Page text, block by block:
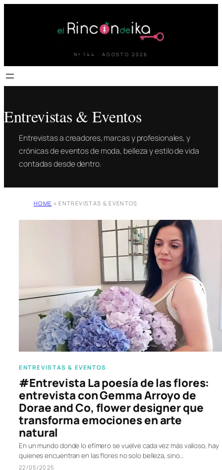
Nº 144 · AGOSTO 2026
Entrevistas & Eventos
Entrevistas a creadores, marcas y profesionales, y
crónicas de eventos de moda, belleza y estilo de vida
contadas desde dentro.
HOME » ENTREVISTAS & EVENTOS
ENTREVISTAS & EVENTOS
#Entrevista La poesía de las flores:
entrevista con Gemma Arroyo de
Dorae and Co, flower designer que
transforma emociones en arte
natural
En un mundo donde lo efímero se vuelve cada vez más valioso, hay
quienes encuentran en las flores no solo belleza, sino…
22/05/2025